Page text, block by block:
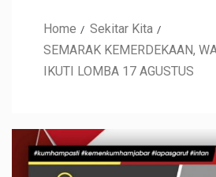
Home
Sekitar Kita
SEMARAK KEMERDEKAAN,
IKUTI LOMBA 17 AGUSTUS